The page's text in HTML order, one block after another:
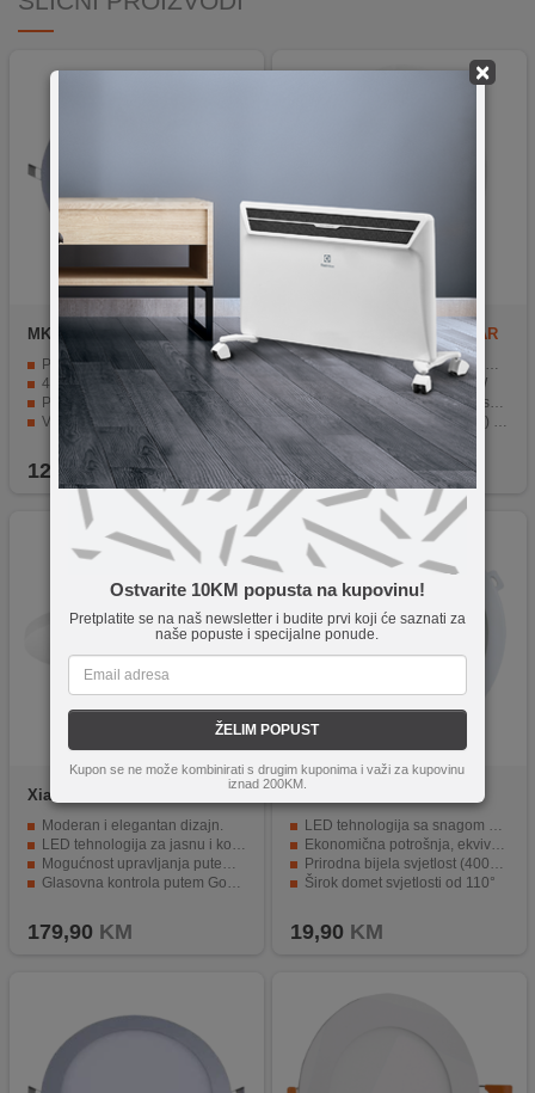
×
Ostvarite 10KM popusta na kupovinu!
Pretplatite se na naš newsletter i budite prvi koji će saznati za
naše popuste i specijalne ponude.
ŽELIM POPUST
Kupon se ne može kombinirati s drugim kuponima i važi za kupovinu
iznad 200KM.
MKC
Slim panel 15W 4200K
ROUND
Potrošnja samo 15W.
4200K prirodna bijela svjetlost.
Promjer ugradbenog dijela 183mm.
Visoka učinkovitost.
Napajanje 220 / 230V AC.
12,90KM
ACLO33NW-18W-LAR
LED tehnologija s potrošnjom od 18W
Ekivalentna snaga od 104W
1600 Lm osvjetljenje, snop svjetlosti 120°
Bijela boja svjetlosti (4000K) za prirodno svjetlo
Radni vijek do 25.000 sati
37,90KM
Xiaomi
Moderan i elegantan dizajn.
LED tehnologija za jasnu i konstantnu svjetlost.
Mogućnost upravljanja putem aplikacije na pametnom telefonu.
Glasovna kontrola putem Google Assistant i Amazon Alexa.
179,90 KM
LED tehnologija sa snagom od 12W
Ekonomična potrošnja, ekvivalentna 90W
Prirodna bijela svjetlost (4000K)
Širok domet svjetlosti od 110°
19,90 KM